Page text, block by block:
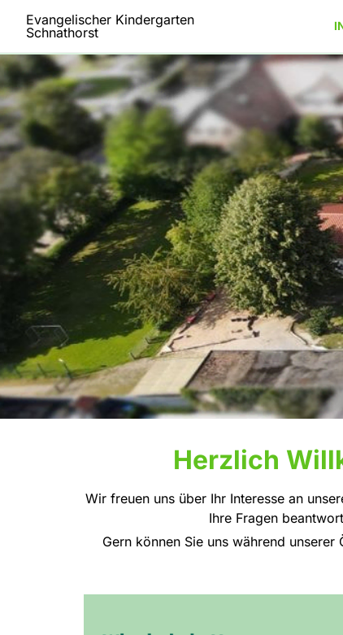
Evangelischer Kindergarten
Schnathorst
Herzlich
Wir freuen uns über Ihr Interesse an
Ihre Fragen
Gern können Sie uns während